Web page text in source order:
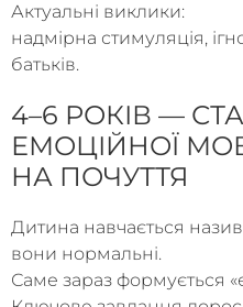
Актуальні виклики:
надмірна стимуляція,
батьків.
4–6 РОКІВ —
ЕМОЦІЙНОЇ
НА ПОЧУТТЯ
Дитина навчається
вони нормальні.
Саме зараз формується